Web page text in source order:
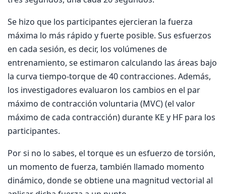
Se hizo que los participantes ejercieran la fuerza
máxima lo más rápido y fuerte posible. Sus esfuerzos
en cada sesión, es decir, los volúmenes de
entrenamiento, se estimaron calculando las áreas bajo
la curva tiempo-torque de 40 contracciones. Además,
los investigadores evaluaron los cambios en el par
máximo de contracción voluntaria (MVC) (el valor
máximo de cada contracción) durante KE y HF para los
participantes.
Por si no lo sabes, el torque es un esfuerzo de torsión,
un momento de fuerza, también llamado momento
dinámico, donde se obtiene una magnitud vectorial al